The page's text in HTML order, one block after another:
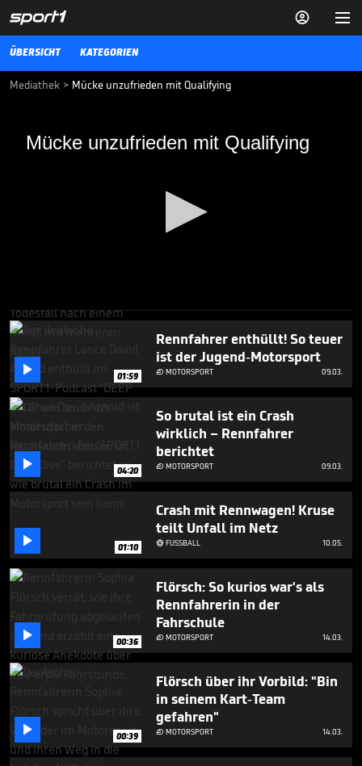


ÜBERSICHT KATEGORIEN
Mediathek > Mücke unzufrieden mit Qualifying
Mücke unzufrieden mit Qualifying
0
seconds
50
seconds
Mücke unzufrieden mit Qualifying
 01:59
Rennfahrer enthüllt! So teuer
ist der Jugend-Motorsport
MOTORSPORT 09.03.
 04:20
So brutal ist ein Crash
wirklich – Rennfahrer
berichtet
MOTORSPORT 09.03.
 01:10
Crash mit Rennwagen! Kruse
teilt Unfall im Netz
FUSSBALL 10.05.
 00:36
Flörsch: So kurios war's als
Rennfahrerin in der
Fahrschule
MOTORSPORT 14.03.
 00:39
Flörsch über ihr Vorbild: "Bin
in seinem Kart-Team
gefahren"
MOTORSPORT 14.03.